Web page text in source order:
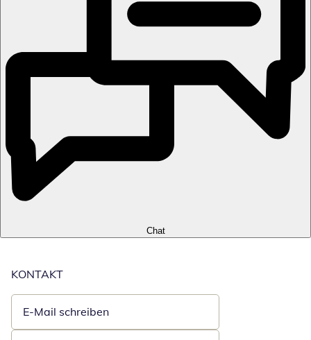
Chat
KONTAKT
E-Mail schreiben
Öffnet E-Mail-Client